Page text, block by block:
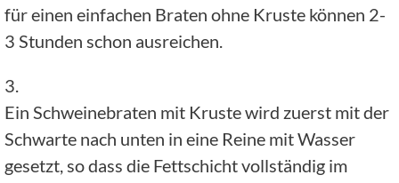
für einen einfachen Braten ohne Kruste können 2-
3 Stunden schon ausreichen.
3.
Ein Schweinebraten mit Kruste wird zuerst mit der
Schwarte nach unten in eine Reine mit Wasser
gesetzt, so dass die Fettschicht vollständig im